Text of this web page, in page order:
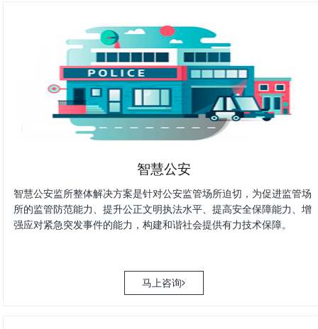
智慧公安
智慧公安监所整体解决方案是针对公安监管场所迫切，为促进监管场
所的监管防范能力、提升公正文明执法水平、提高安全保障能力、增
强应对紧急突发事件的能力，构建和谐社会提供有力技术保障。
马上咨询